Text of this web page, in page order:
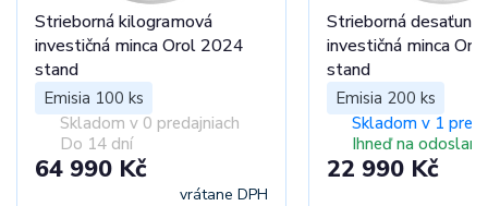
Strieborná kilogramová
investičná minca Orol 2024
stand
Emisia 100 ks
Skladom v 0 predajniach
Do 14 dní
64 990 Kč
vrátane DPH
Strieborná
investičná minca
stand
Emisia 200 ks
Skladom v 1
Ihneď na
22 990 Kč